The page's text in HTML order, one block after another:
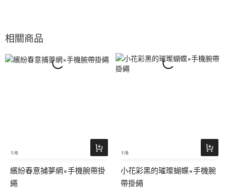
相關商品
1/6
繽紛春意捕夢網×手機腕帶掛
繩
1/6
小花彩黑的璀璨蝴蝶×手機腕
帶掛繩